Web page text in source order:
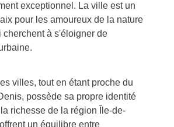
exceptionnel. La ville est un
pour les amoureux de la nature
cherchent à s'éloigner de
villes, tout en étant proche du
possède sa propre identité
richesse de la région Île-de-
un équilibre entre